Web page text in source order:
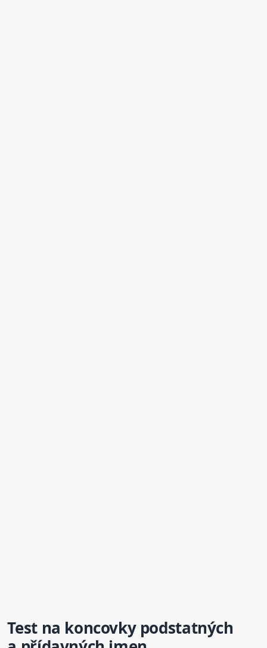
Test na koncovky podstatných